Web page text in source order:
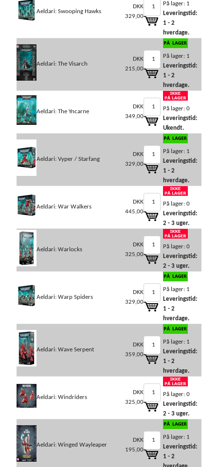
Aeldari: Swooping Hawks
DKK
329,00
På lager: 1
Leveringstid:
1 - 2
hverdage.
Aeldari: The Visarch
DKK
215,00
På lager: 1
Leveringstid:
1 - 2
hverdage.
Aeldari: The Yncarne
DKK
349,00
På lager: 0
Leveringstid:
Ukendt.
Aeldari: Vyper / Starfang
DKK
329,00
På lager: 1
Leveringstid:
1 - 2
hverdage.
Aeldari: War Walkers
DKK
445,00
På lager: 0
Leveringstid:
2 - 3 uger.
Aeldari: Warlocks
DKK
325,00
På lager: 0
Leveringstid:
2 - 3 uger.
Aeldari: Warp Spiders
DKK
329,00
På lager: 1
Leveringstid:
1 - 2
hverdage.
Aeldari: Wave Serpent
DKK
359,00
På lager: 1
Leveringstid:
1 - 2
hverdage.
Aeldari: Windriders
DKK
325,00
På lager: 0
Leveringstid:
2 - 3 uger.
Aeldari: Winged Wayleaper
DKK
195,00
På lager: 1
Leveringstid:
1 - 2